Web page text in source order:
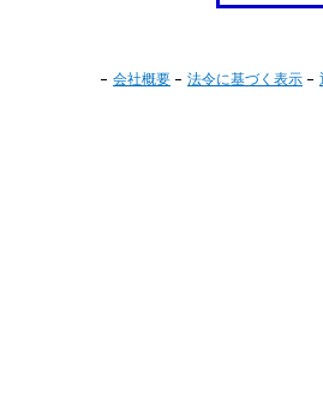
会社概要 法令に基づく表示